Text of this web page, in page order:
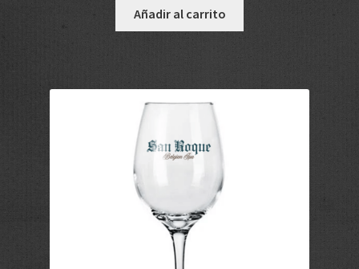
Añadir al carrito